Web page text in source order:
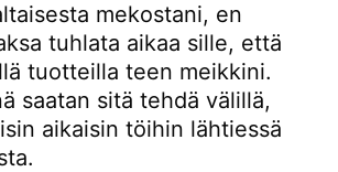
mekostani, en
tuhlata aikaa sille, että
tuotteilla teen meikkini.
saatan sitä tehdä välillä,
aikaisin töihin lähtiessä